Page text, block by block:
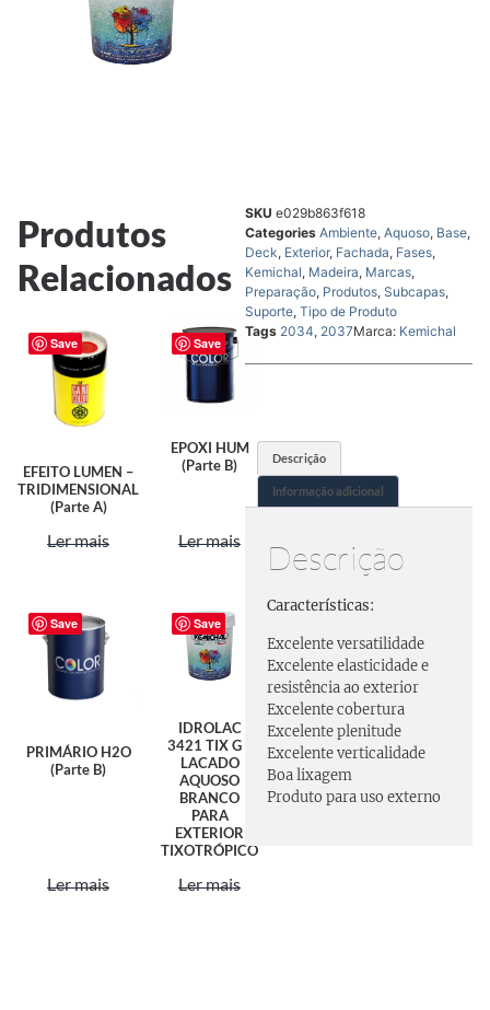
Produtos
Relacionados
Save
EFEITO LUMEN –
TRIDIMENSIONAL
(Parte A)
Ler mais
Save
EPOXI HUM
(Parte B)
Ler mais
Save
PRIMÁRIO H2O
(Parte B)
Ler mais
Save
IDROLAC
3421 TIX G –
LACADO
AQUOSO
BRANCO
PARA
EXTERIOR
TIXOTRÓPICO
Ler mais
SKU e029b863f618
Categories Ambiente, Aquoso, Base,
Deck, Exterior, Fachada, Fases,
Kemichal, Madeira, Marcas,
Preparação, Produtos, Subcapas,
Suporte, Tipo de Produto
Tags 2034, 2037Marca: Kemichal
Descrição
Informação adicional
Descrição
Características:
Excelente versatilidade
Excelente elasticidade e
resistência ao exterior
Excelente cobertura
Excelente plenitude
Excelente verticalidade
Boa lixagem
Produto para uso externo